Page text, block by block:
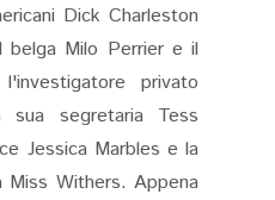
Dick Charleston
belga Milo Perrier e il
privato
segretaria Tess
Jessica Marbles e la
Miss Withers. Appena